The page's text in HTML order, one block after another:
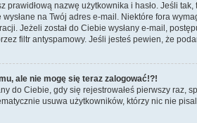
prawidłową nazwę użytkownika i hasło. Jeśli
na Twój adres e-mail. Niektóre fora
Jeżeli został do Ciebie wysłany e-mail,
filtr antyspamowy. Jeśli jesteś pewien, że
ale nie mogę się teraz zalogować!?!
do Ciebie, gdy się rejestrowałeś pierwszy raz,
usuwa użytkowników, którzy nic nie